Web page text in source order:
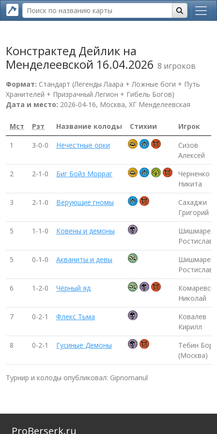
Констрактед Дейлик на
Менделеевской 16.04.2026 8 игроков
Формат: Стандарт (Легенды Лаара + Ложные боги + Путь
Хранителей + Призрачный Легион + Гибель Богов)
Дата и место: 2026-04-16, Москва, ХГ Менделеевская
Мст Рзт Название колоды Стихии Игрок
1 3-0-0 Нечестные орки
Сизов
Алексей
2
2-1-0 Биг Бойз Морраг
Черненко
Никита
3
2-1-0 Верующие гномы
Сахаджи
Григорий
5
1-1-0 Ковены и демоны
Шишмарев
Ростислав
5
0-1-0 Акваниты и девы
Шишмарев
Ростислав
6
1-2-0 Чёрный яд
Николай
7
0-2-1 Флекс Тьма
Ковалев
Кирилл
8
0-2-1 Гусиные Демоны
Тебин
(Москва)
Турнир и колоды опубликовал: Gipnomanul
ProBerserk.ru